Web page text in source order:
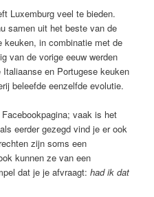
Luxemburg veel te bieden.
samen uit het beste van de
keuken, in combinatie met de
van de vorige eeuw werden
en Portugese keuken
beleefde eenzelfde evolutie.
vaak is het
eerder gezegd vind je er ook
zijn soms een
kunnen ze van een
dat je je afvraagt: had ik dat